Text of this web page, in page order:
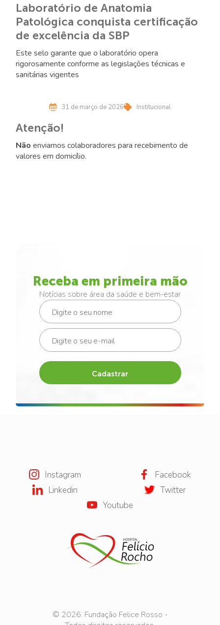
Laboratório de Anatomia
Patológica conquista certificação
de excelência da SBP
Este selo garante que o laboratório opera
rigorosamente conforme as legislações técnicas e
sanitárias vigentes
31 de março de 2026 Institucional
Atenção!
Não enviamos colaboradores para recebimento de
valores em domicílio.
Receba em primeira mão
Notícias sobre área da saúde e bem-estar
Cadastrar
Instagram
Facebook
Linkedin
Twitter
Youtube
© 2026. Fundação Felice Rosso -